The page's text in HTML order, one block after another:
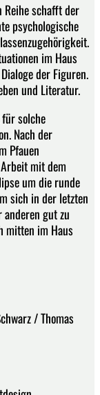
Reihe schafft der
psychologische
im Haus
der Figuren.
und Literatur.
solche
Nach der
Pfauen
mit dem
um die runde
sich in der letzten
anderen gut zu
mitten im Haus
/ Thomas